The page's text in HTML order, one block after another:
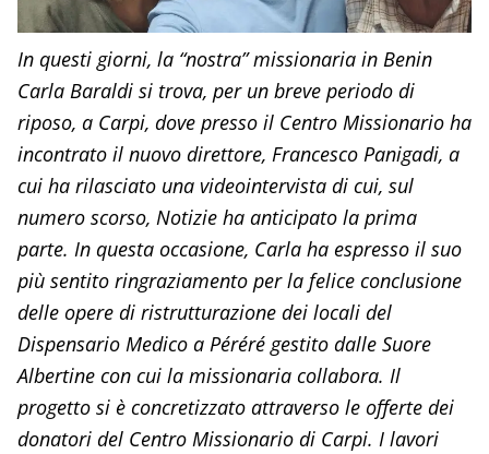
In questi giorni, la “nostra” missionaria in Benin
Carla Baraldi si trova, per un breve periodo di
riposo, a Carpi, dove presso il Centro Missionario ha
incontrato il nuovo direttore, Francesco Panigadi, a
cui ha rilasciato una videointervista di cui, sul
numero scorso, Notizie ha anticipato la prima
parte. In questa occasione, Carla ha espresso il suo
più sentito ringraziamento per la felice conclusione
delle opere di ristrutturazione dei locali del
Dispensario Medico a Péréré gestito dalle Suore
Albertine con cui la missionaria collabora. Il
progetto si è concretizzato attraverso le offerte dei
donatori del Centro Missionario di Carpi. I lavori